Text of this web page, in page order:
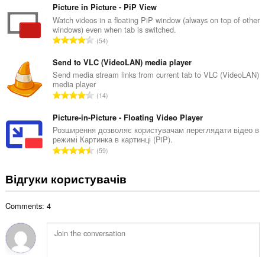
а
к
і
л
ь
к
і
с
ь
о
ц
і
ю
в
і
в
г
а
л
ь
а
к
і
л
ь
к
і
с
о
н
ю
Picture in Picture - PiP View
Watch videos in a floating PiP window (always on top of other
windows) even when tab is switched.
З
г
а
л
ь
а
к
і
л
к
і
ь
о
54
Send to VLC (VideoLAN) media player
Send media stream links from current tab to VLC (VideoLAN)
media player
З
г
а
л
ь
а
к
ь
к
14
Picture-in-Picture - Floating Video Player
Розширення дозволяє користувачам переглядати відео в
режимі Картинка в картинці (PiP).
З
а
н
а
59
Відгуки користувачів
Comments: 4